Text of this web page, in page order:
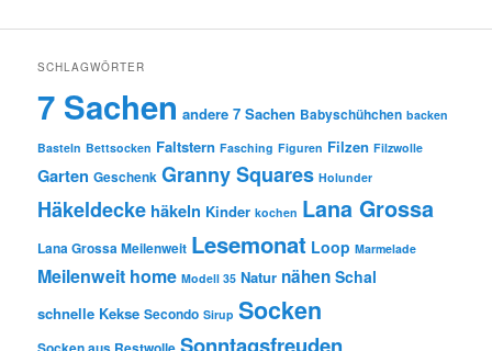
SCHLAGWÖRTER
7 Sachen andere 7 Sachen Babyschühchen backen
Basteln Bettsocken Faltstern Fasching Figuren Filzen Filzwolle
Garten Geschenk Granny Squares Holunder
Häkeldecke häkeln Kinder kochen Lana Grossa
Lana Grossa Meilenweit Lesemonat Loop Marmelade
Meilenweit home Modell 35 Natur nähen Schal
schnelle Kekse Secondo Sirup Socken